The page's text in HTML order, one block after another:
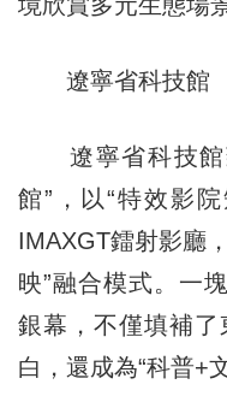
遼寧省科技館
遼寧省科技館
館”，以“特效影
IMAXGT鐳射影廳
映”融合模式。一
銀幕，不僅填補
白，還成為“科普+